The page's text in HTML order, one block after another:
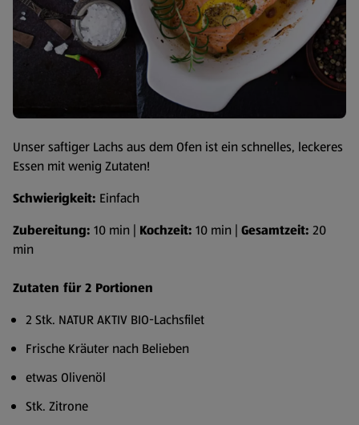
Unser saftiger Lachs aus dem Ofen ist ein schnelles, leckeres
Essen mit wenig Zutaten!
Schwierigkeit: Einfach
Zubereitung: 10 min | Kochzeit: 10 min | Gesamtzeit: 20
min
Zutaten für 2 Portionen
2 Stk. NATUR AKTIV BIO-Lachsfilet
Frische Kräuter nach Belieben
etwas Olivenöl
Stk. Zitrone